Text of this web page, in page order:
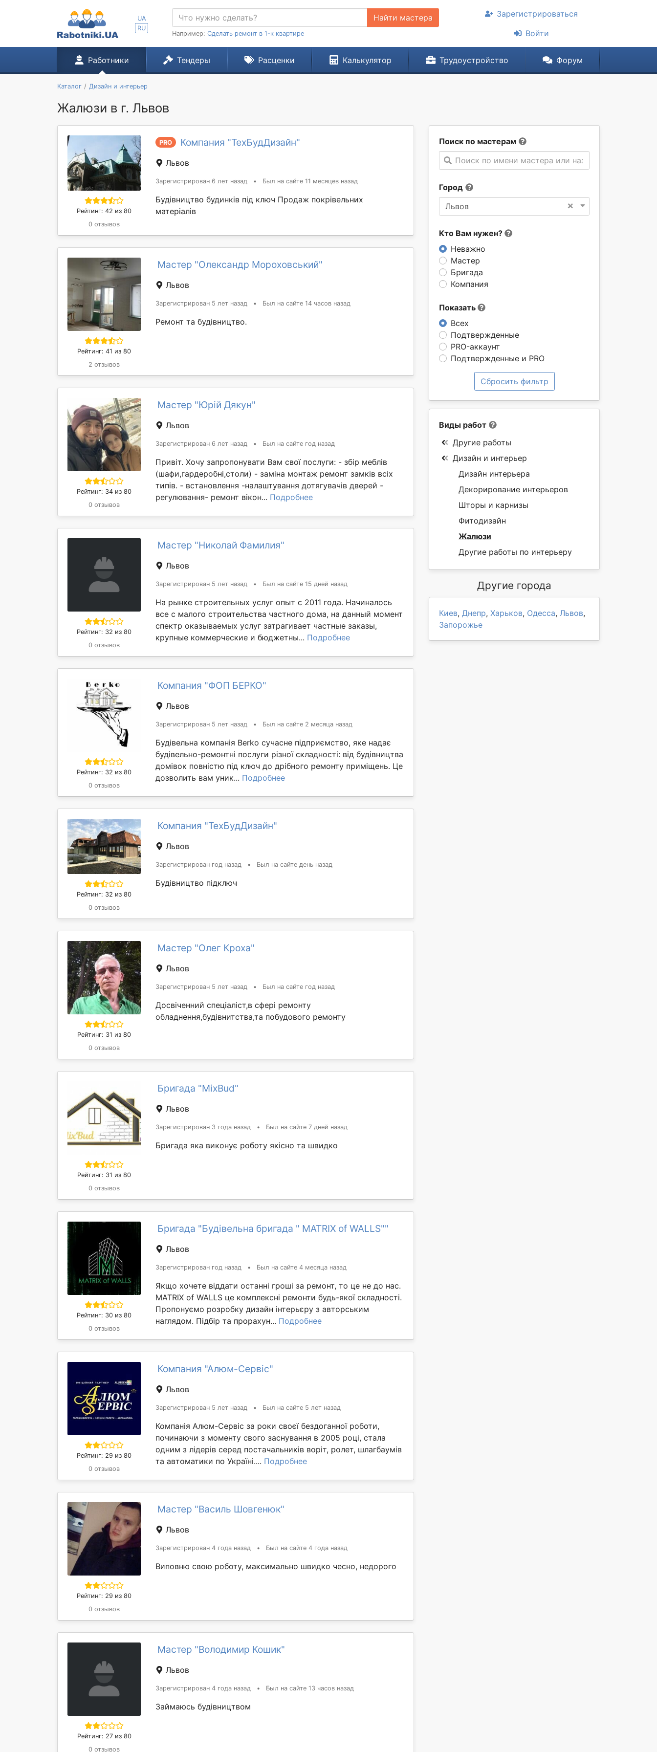
UA
RU
Найти мастера
Например: Сделать ремонт в 1-к квартире
Зарегистрироваться
Войти
Работники Тендеры Расценки Калькулятор Трудоустройство Форум
Каталог Дизайн и интерьер
Жалюзи в г. Львов
Поиск по мастерам
Поиск по имени мастера или названии компании
Город
×
Львов
Кто Вам нужен?
Неважно
Мастер
Бригада
Компания
Показать
Всех
Подтвержденные
PRO-аккаунт
Подтвержденные и PRO
Сбросить фильтр
Рейтинг: 42 из 80
0 отзывов
PRO Компания "ТехБудДизайн"
Львов
Зарегистрирован 6 лет назад • Был на сайте 11 месяцев назад
Будівництво будинків під ключ Продаж покрівельних
матеріалів
Рейтинг: 41 из 80
2 отзывов
Мастер "Олександр Мороховський"
Львов
Зарегистрирован 5 лет назад • Был на сайте 14 часов назад
Ремонт та будівництво.
Рейтинг: 34 из 80
0 отзывов
Мастер "Юрій Дякун"
Львов
Зарегистрирован 6 лет назад • Был на сайте год назад
Привіт. Хочу запропонувати Вам свої послуги: - збір меблів
(шафи,гардеробні,столи) - заміна монтаж ремонт замків всіх
типів. - встановлення -налаштування дотягувачів дверей -
регулювання- ремонт вікон... Подробнее
Рейтинг: 32 из 80
0 отзывов
Мастер "Николай Фамилия"
Львов
Зарегистрирован 5 лет назад • Был на сайте 15 дней назад
На рынке строительных услуг опыт с 2011 года. Начиналось
все с малого строительства частного дома, на данный момент
спектр оказываемых услуг затрагивает частные заказы,
крупные коммерческие и бюджетны... Подробнее
Рейтинг: 32 из 80
0 отзывов
Компания "ФОП БЕРКО"
Львов
Зарегистрирован 5 лет назад • Был на сайте 2 месяца назад
Будівельна компанія Berko сучасне підприємство, яке надає
будівельно-ремонтні послуги різної складності: від будівництва
домівок повністю під ключ до дрібного ремонту приміщень. Це
дозволить вам уник... Подробнее
Рейтинг: 32 из 80
0 отзывов
Компания "ТехБудДизайн"
Львов
Зарегистрирован год назад • Был на сайте день назад
Будівництво підключ
Рейтинг: 31 из 80
0 отзывов
Мастер "Олег Кроха"
Львов
Зарегистрирован 5 лет назад • Был на сайте год назад
Досвіченний спеціаліст,в сфері ремонту
обладнення,будівнитства,та побудового ремонту
Рейтинг: 31 из 80
0 отзывов
Бригада "MixBud"
Львов
Зарегистрирован 3 года назад • Был на сайте 7 дней назад
Бригада яка виконує роботу якісно та швидко
Рейтинг: 30 из 80
0 отзывов
Бригада "Будівельна бригада " MATRIX of WALLS""
Львов
Зарегистрирован год назад • Был на сайте 4 месяца назад
Якщо хочете віддати останні гроші за ремонт, то це не до нас.
MATRIX of WALLS це комплексні ремонти будь-якої складності.
Пропонуємо розробку дизайн інтерьєру з авторським
наглядом. Підбір та прорахун... Подробнее
Рейтинг: 29 из 80
0 отзывов
Компания "Алюм-Сервіс"
Львов
Зарегистрирован 5 лет назад • Был на сайте 5 лет назад
Компанія Алюм-Сервіс за роки своєї бездоганної роботи,
починаючи з моменту свого заснування в 2005 році, стала
одним з лідерів серед постачальників воріт, ролет, шлагбаумів
та автоматики по Україні.... Подробнее
Рейтинг: 29 из 80
0 отзывов
Мастер "Василь Шовгенюк"
Львов
Зарегистрирован 4 года назад • Был на сайте 4 года назад
Виповню свою роботу, максимально швидко чесно, недорого
Рейтинг: 27 из 80
0 отзывов
Мастер "Володимир Кошик"
Львов
Зарегистрирован 4 года назад • Был на сайте 13 часов назад
Займаюсь будівництвом
Виды работ
Другие работы
Дизайн и интерьер
Дизайн интерьера
Декорирование интерьеров
Шторы и карнизы
Фитодизайн
Жалюзи
Другие работы по интерьеру
Другие города
Киев, Днепр, Харьков, Одесса, Львов,
Запорожье